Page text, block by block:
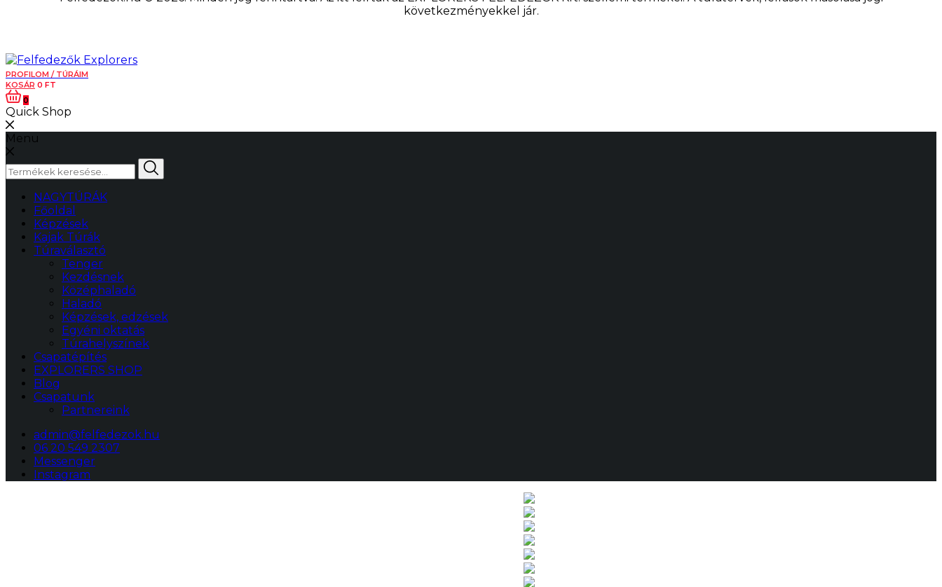
következményekkel jár.
PROFILOM / TÚRÁIM
KOSÁR 0 FT
0
Quick Shop
Menu
Keresés
a
következőre:
NAGYTÚRÁK
Főoldal
Képzések
Kajak Túrák
Túraválasztó
Tenger
Kezdésnek
Középhaladó
Haladó
Képzések, edzések
Egyéni oktatás
Túrahelyszínek
Csapatépítés
EXPLORERS SHOP
Blog
Csapatunk
Partnereink
admin@felfedezok.hu
06 20 549 2307
Messenger
Instagram